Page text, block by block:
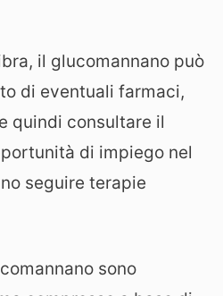
il glucomannano può
di eventuali farmaci,
quindi consultare il
di impiego nel
seguire terapie
sono